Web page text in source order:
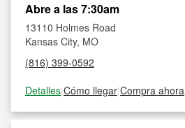
Abre a las 7:30am
13110 Holmes Road
Kansas City, MO
(816) 399-0592
Detalles|Cómo llegar|Compra ahora